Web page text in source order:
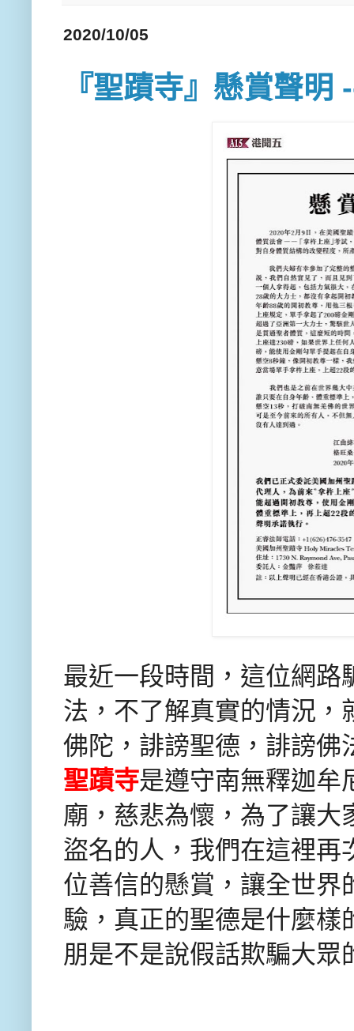
2020/10/05
『聖蹟寺』懸賞聲
最近一段時間，這位網路
法，不了解真實的情況，
佛陀，誹謗聖德，誹謗佛
聖蹟寺是遵守南無釋迦牟
廟，慈悲為懷，為了讓
盜名的人，我們在這裡再
位善信的懸賞，讓全世界
驗，真正的聖德是什麼樣
朋是不是說假話欺騙大眾